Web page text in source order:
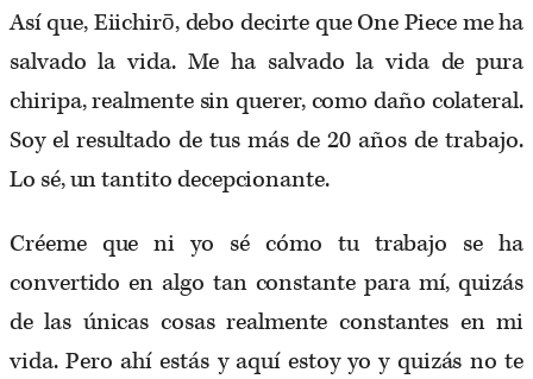
Así que, Eiichirō, debo decirte que One Piece me ha
salvado la vida. Me ha salvado la vida de pura
chiripa, realmente sin querer, como daño colateral.
Soy el resultado de tus más de 20 años de trabajo.
Lo sé, un tantito decepcionante.
Créeme que ni yo sé cómo tu trabajo se ha
convertido en algo tan constante para mí, quizás
de las únicas cosas realmente constantes en mi
vida. Pero ahí estás y aquí estoy yo y quizás no te